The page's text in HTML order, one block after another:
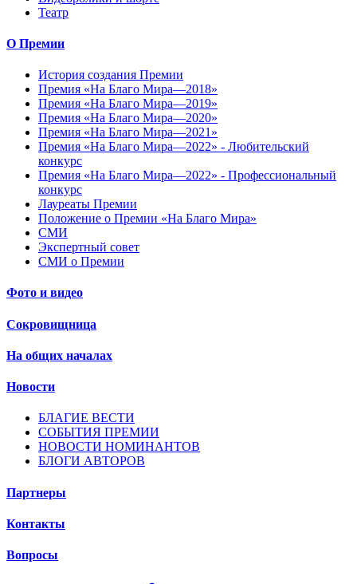
Театр
О Премии
История создания Премии
Премия «На Благо Мира—2018»
Премия «На Благо Мира—2019»
Премия «На Благо Мира—2020»
Премия «На Благо Мира—2021»
Премия «На Благо Мира—2022» - Любительский
конкурс
Премия «На Благо Мира—2022» - Профессиональный
конкурс
Лауреаты Премии
Положение о Премии «На Благо Мира»
СМИ
Экспертный совет
СМИ о Премии
Фото и видео
Сокровищница
На общих началах
Новости
БЛАГИЕ ВЕСТИ
СОБЫТИЯ ПРЕМИИ
НОВОСТИ НОМИНАНТОВ
БЛОГИ АВТОРОВ
Партнеры
Контакты
Вопросы